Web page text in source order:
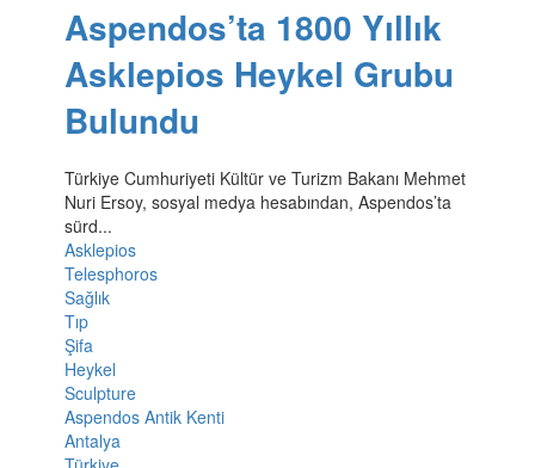
Aspendos’ta 1800 Yıllık
Asklepios Heykel Grubu
Bulundu
Türkiye Cumhuriyeti Kültür ve Turizm Bakanı Mehmet
Nuri Ersoy, sosyal medya hesabından, Aspendos’ta
sürd...
Asklepios
Telesphoros
Sağlık
Tıp
Şifa
Heykel
Sculpture
Aspendos Antik Kenti
Antalya